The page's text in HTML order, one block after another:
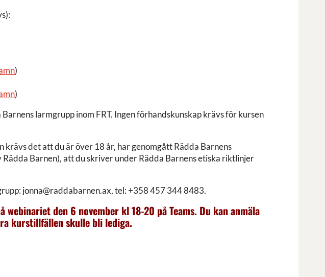
)
)
larmgrupp inom FRT. Ingen förhandskunskap krävs för kursen
det att du är över 18 år, har genomgått Rädda Barnens
Barnen), att du skriver under Rädda Barnens etiska riktlinjer
jonna@raddabarnen.ax, tel: +358 457 344 8483.
den 6 november kl 18-20 på Teams. Du kan anmäla
kurstillfällen skulle bli lediga.